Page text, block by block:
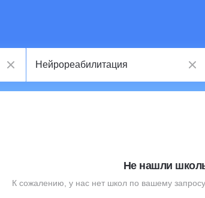
Не нашли
К сожалению, у нас нет школ по вашему